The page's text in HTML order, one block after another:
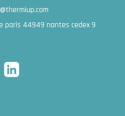
paris 44949 nantes cedex 9